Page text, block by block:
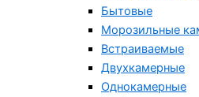
Бытовые
Морозильные
Встраиваемые
Двухкамерные
Однокамерные